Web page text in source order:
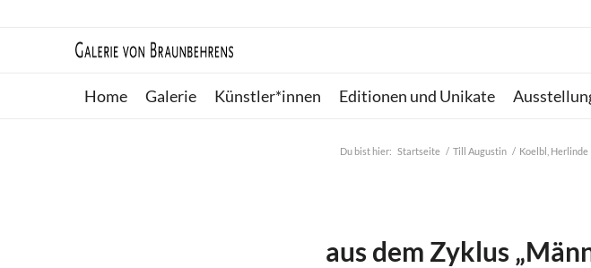
Home Galerie Künstler*innen Editionen und Unikate
Du bist hier: Startseite / Till Augustin / Koelbl, Herlinde
aus dem Zyklus